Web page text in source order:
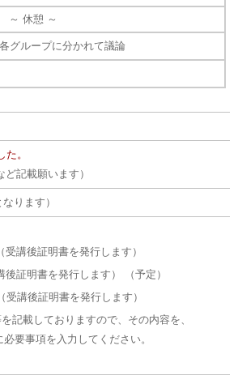
～ 休憩 ～
グループに分かれて議論
。
記載願います）
ります）
受講後証明書を発行します）
後証明書を発行します） （予定）
受講後証明書を発行します）
記載しておりますので、その内容を、
要事項を入力してください。